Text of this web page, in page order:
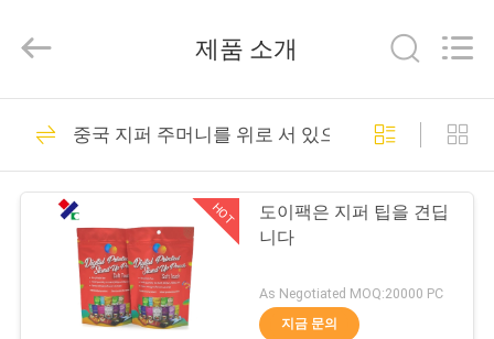
제
Guangzhou
Yucai
Co.,
커피 포장 부대
30
제품 소개
중국 지퍼 주머니를 위로 서 있으십시오
HOT
도이팩은 지퍼 팁을 견딥
니다
As Negotiated MOQ:20000 PC
지금 문의